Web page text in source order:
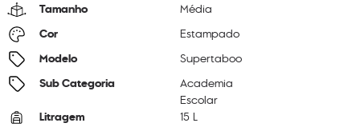
Tamanho Média
Cor Estampado
Modelo Supertaboo
Sub Categoria
Academia
Escolar
Litragem 15 L